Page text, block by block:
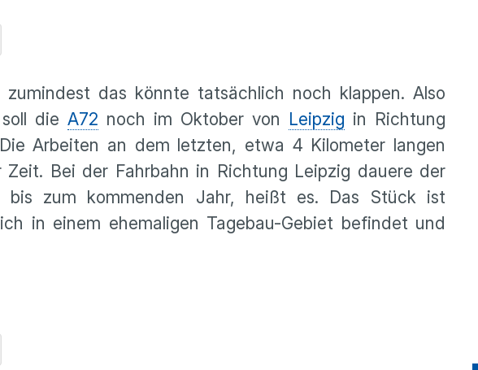
das könnte tatsächlich noch klappen. Also
die A72 noch im Oktober von Leipzig in Richtung
Arbeiten an dem letzten, etwa 4 Kilometer langen
Zeit. Bei der Fahrbahn in Richtung Leipzig dauere der
zum kommenden Jahr, heißt es. Das Stück ist
in einem ehemaligen Tagebau-Gebiet befindet und